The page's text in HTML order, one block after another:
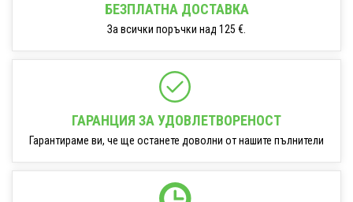
БЕЗПЛАТНА ДОСТАВКА
За всички поръчки над 125 €.
ГАРАНЦИЯ ЗА УДОВЛЕТВОРЕНОСТ
Гарантираме ви, че ще останете доволни от нашите пълнители